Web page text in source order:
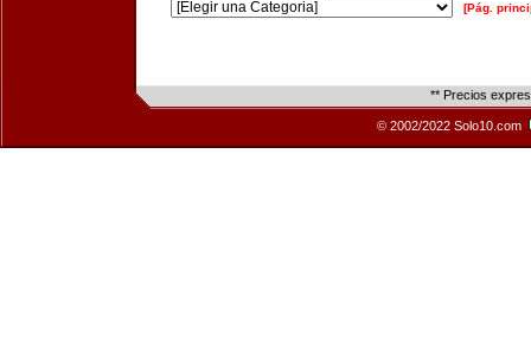
[Pág.
** Precios
© 2002/2022 Solo10.com